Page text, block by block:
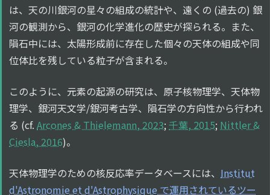
は、天の川銀河の星々の組成の統計や、遠くの (過去の) 銀
河の観測から、銀河の化学進化の歴史が探られる。また、
隕石中には、太陽形成前に存在した個々の天体の組成や同
位体比を残している粒子が含まれる。
このように、元素の起源の研究は、原子核物理学、天体物
理学、銀河天文学/銀河考古学、隕石学の方向性から行われ
る (cf.Arcones & Thielemann, 2023;千葉, 2015; Nittler &
Ciesla, 2016)。
天体物理学のための核反応率データベースには、 Institut
d'Astronomie et d'Astrophysique で運用されているツー